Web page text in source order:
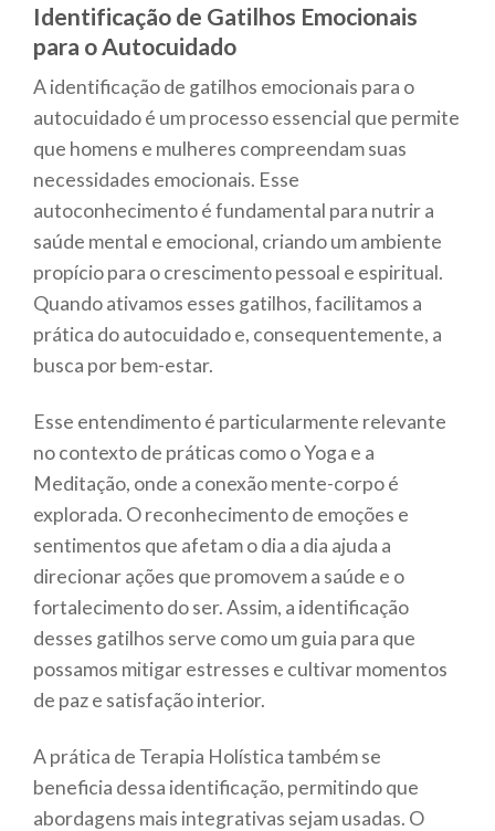
Identificação de Gatilhos Emocionais
para o Autocuidado
A identificação de gatilhos emocionais para o
autocuidado é um processo essencial que permite
que homens e mulheres compreendam suas
necessidades emocionais. Esse
autoconhecimento é fundamental para nutrir a
saúde mental e emocional, criando um ambiente
propício para o crescimento pessoal e espiritual.
Quando ativamos esses gatilhos, facilitamos a
prática do autocuidado e, consequentemente, a
busca por bem-estar.
Esse entendimento é particularmente relevante
no contexto de práticas como o Yoga e a
Meditação, onde a conexão mente-corpo é
explorada. O reconhecimento de emoções e
sentimentos que afetam o dia a dia ajuda a
direcionar ações que promovem a saúde e o
fortalecimento do ser. Assim, a identificação
desses gatilhos serve como um guia para que
possamos mitigar estresses e cultivar momentos
de paz e satisfação interior.
A prática de Terapia Holística também se
beneficia dessa identificação, permitindo que
abordagens mais integrativas sejam usadas. O